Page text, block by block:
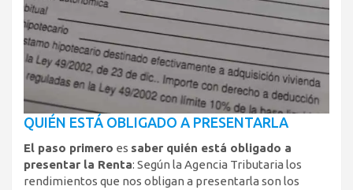
QUIÉN ESTÁ OBLIGADO A PRESENTARLA
El paso primero es saber quién está obligado a
presentar la Renta: Según la Agencia Tributaria los
rendimientos que nos obligan a presentarla son los